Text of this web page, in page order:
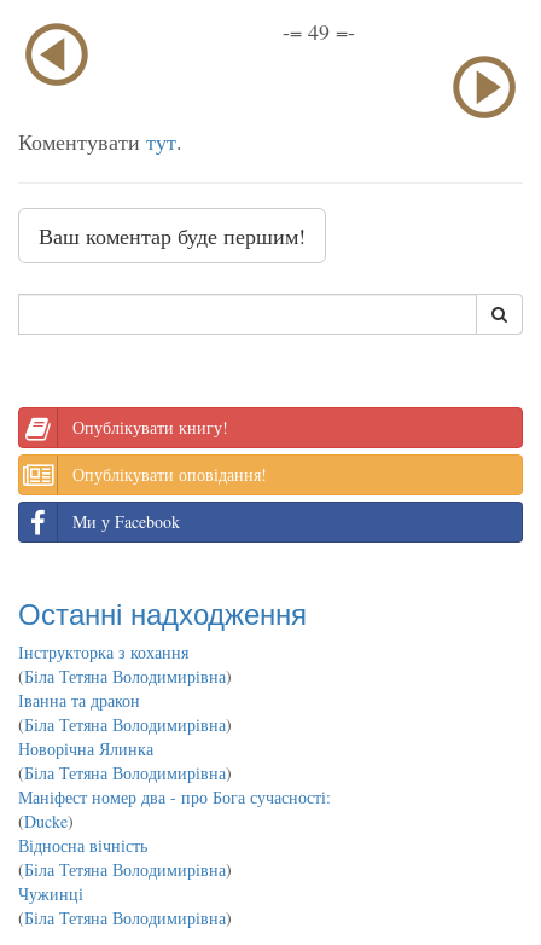
-= 49 =-
Коментувати тут.
Ваш коментар буде першим!
Опублікувати книгу!
Опублікувати оповідання!
Ми у Facebook
Останні надходження
Інструкторка з кохання
(Біла Тетяна Володимирівна)
Іванна та дракон
(Біла Тетяна Володимирівна)
Новорічна Ялинка
(Біла Тетяна Володимирівна)
Маніфест номер два - про Бога сучасності:
(Ducke)
Відносна вічність
(Біла Тетяна Володимирівна)
Чужинці
(Біла Тетяна Володимирівна)